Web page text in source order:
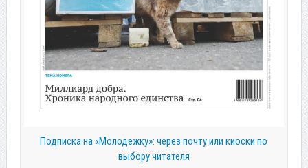
Подписка на «Молодежку»: через почту или киоски по
выбору читателя